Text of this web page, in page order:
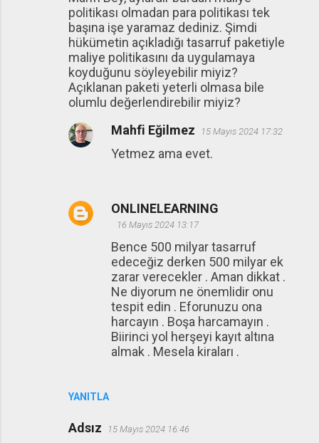
politikası olmadan para politikası tek
başına işe yaramaz dediniz. Şimdi
hükümetin açıkladığı tasarruf paketiyle
maliye politikasını da uygulamaya
koyduğunu söyleyebilir miyiz?
Açıklanan paketi yeterli olmasa bile
olumlu değerlendirebilir miyiz?
YANITLA
Mahfi Eğilmez 15 Mayıs 2024 17:32
Yetmez ama evet.
ONLINELEARNING
16 Mayıs 2024 13:17
Bence 500 milyar tasarruf
edeceğiz derken 500 milyar ek
zarar verecekler . Aman dikkat .
Ne diyorum ne önemlidir onu
tespit edin . Eforunuzu ona
harcayın . Boşa harcamayın .
Biirinci yol herşeyi kayıt altına
almak . Mesela kiraları .
Adsız 15 Mayıs 2024 16:46